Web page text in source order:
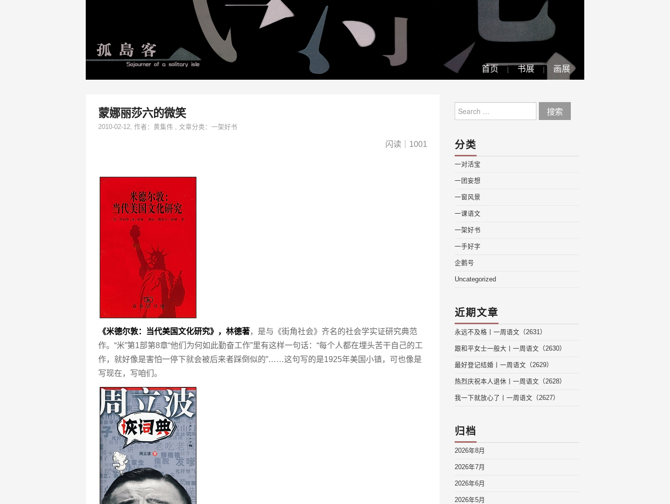
首页 书展 画展
蒙娜丽莎六的微笑
2010-02-12, 作者： 黄集伟 , 文章分类： 一架好书
闪读｜1001
《米德尔敦：当代美国文化研究》，林德著，是与《街角社会》齐名的社会学实证研究典范
作。“米”第1部第8章“他们为何如此勤奋工作”里有这样一句话：“每个人都在埋头苦干自己的工
作，就好像是害怕一停下就会被后来者踩倒似的”……这句写的是1925年美国小镇，可也像是
写现在，写咱们。
for:
分类
一对活宝
一团妄想
一窗风景
一课语文
一架好书
一手好字
企鹅号
Uncategorized
近期文章
永远不及格丨一周语文（2631）
跟和平女士一般大丨一周语文（2630）
最好登记结婚丨一周语文（2629）
热烈庆祝本人退休丨一周语文（2628）
我一下就放心了丨一周语文（2627）
归档
2026年8月
2026年7月
2026年6月
2026年5月